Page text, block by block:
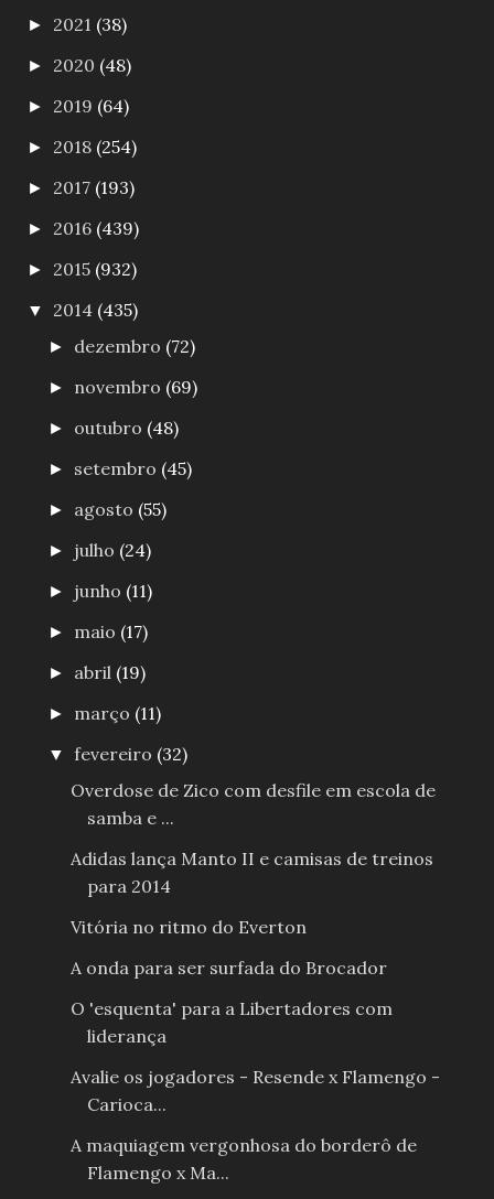
► 2021 (38)
► 2020 (48)
► 2019 (64)
► 2018 (254)
► 2017 (193)
► 2016 (439)
► 2015 (932)
▼ 2014 (435)
► dezembro (72)
► novembro (69)
► outubro (48)
► setembro (45)
► agosto (55)
► julho (24)
► junho (11)
► maio (17)
► abril (19)
► março (11)
▼fevereiro (32)
Overdose de Zico com desfile em escola de
samba e ...
Adidas lança Manto II e camisas de treinos
para 2014
Vitória no ritmo do Everton
A onda para ser surfada do Brocador
O 'esquenta' para a Libertadores com
liderança
Avalie os jogadores - Resende x Flamengo -
Carioca...
A maquiagem vergonhosa do borderô de
Flamengo x Ma...